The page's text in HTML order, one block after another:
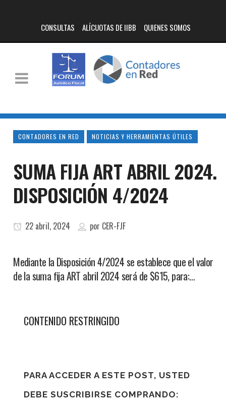
CONSULTAS ALÍCUOTAS DE IIBB QUIENES SOMOS
CONTADORES EN RED NOTICIAS Y HERRAMIENTAS ÚTILES
SUMA FIJA ART ABRIL 2024.
DISPOSICIÓN 4/2024
22 abril, 2024 por CER-FJF
Mediante la Disposición 4/2024 se establece que el valor
de la suma fija ART abril 2024 será de $615, para:…
CONTENIDO RESTRINGIDO
PARA ACCEDER A ESTE POST, USTED
DEBE SUSCRIBIRSE COMPRANDO: